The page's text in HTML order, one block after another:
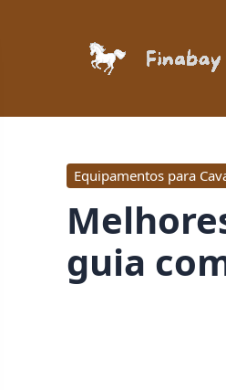
Equipamentos para
Melhores materiais para mantas de sela:
guia